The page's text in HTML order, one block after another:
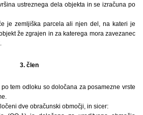
ustreznega dela objekta in se izračuna po
je zemljiška parcela ali njen del, na kateri je
že zgrajen in za katerega mora zavezanec
3. člen
tem odloku so določana za posamezne vrste
dve obračunski območji, in sicer: